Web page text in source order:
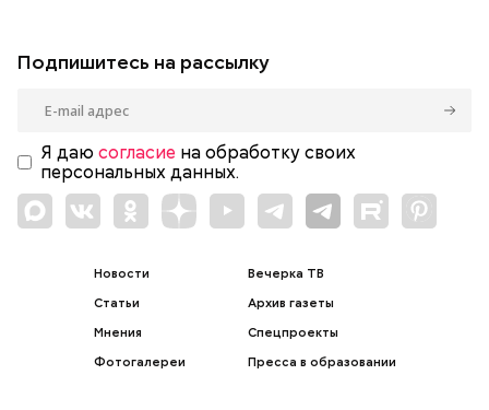
Подпишитесь на рассылку
Я даю согласие на обработку своих
персональных данных.
Новости
Статьи
Мнения
Фотогалереи
Вечерка ТВ
Архив газеты
Спецпроекты
Пресса в образовании